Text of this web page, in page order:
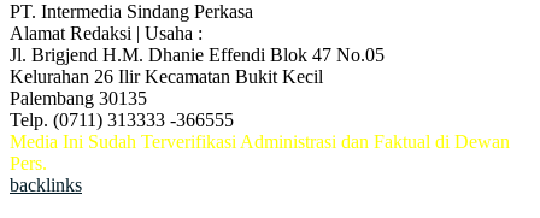
PT. Intermedia Sindang Perkasa
Alamat Redaksi | Usaha :
Jl. Brigjend H.M. Dhanie Effendi Blok 47 No.05
Kelurahan 26 Ilir Kecamatan Bukit Kecil
Palembang 30135
Telp. (0711) 313333 -366555
Media Ini Sudah Terverifikasi Administrasi dan Faktual di Dewan
Pers.
backlinks